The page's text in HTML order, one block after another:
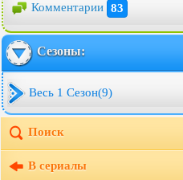
Комментарии 83
Сезоны:
Весь 1 Сезон(9)
Поиск
В сериалы